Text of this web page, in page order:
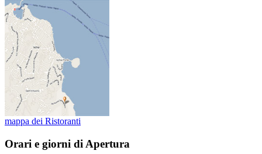
mappa dei Ristoranti
Orari e giorni di Apertura